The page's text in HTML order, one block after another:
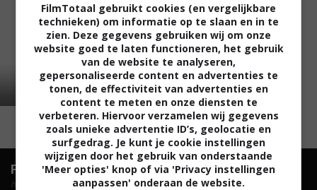
FilmTotaal.Hét online filmoverzicht.
hosted by
FilmTotaal gebruikt cookies (en vergelijkbare
technieken) om informatie op te slaan en in te
zien. Deze gegevens gebruiken wij om onze
website goed te laten functioneren, het gebruik
van de website te analyseren,
gepersonaliseerde content en advertenties te
tonen, de effectiviteit van advertenties en
content te meten en onze diensten te
verbeteren. Hiervoor verzamelen wij gegevens
zoals unieke advertentie ID’s, geolocatie en
surfgedrag. Je kunt je cookie instellingen
wijzigen door het gebruik van onderstaande
'Meer opties' knop of via 'Privacy instellingen
aanpassen' onderaan de website.